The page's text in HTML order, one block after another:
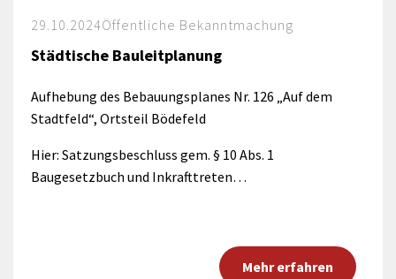
29.10.2024Öffentliche Bekanntmachung
Städtische Bauleitplanung
Aufhebung des Bebauungsplanes Nr. 126 „Auf dem
Stadtfeld“, Ortsteil Bödefeld
Hier: Satzungsbeschluss gem. § 10 Abs. 1
Baugesetzbuch und Inkrafttreten…
Mehr erfahren